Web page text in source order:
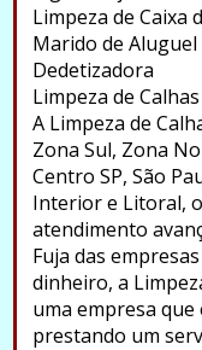
Limpeza de Caixa
Marido de Aluguel
Dedetizadora
Limpeza de Calhas
A Limpeza de
Zona Sul, Zona
Centro SP, São
Interior e Litoral,
atendimento
Fuja das
dinheiro, a
uma empresa que
prestando um